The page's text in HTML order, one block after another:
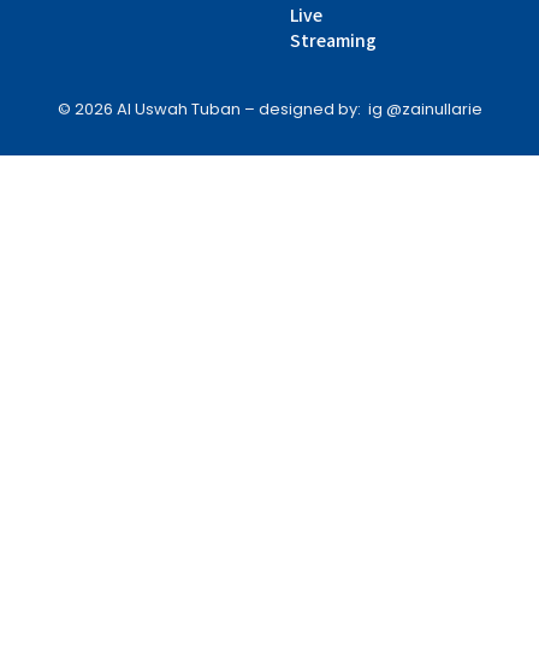
Live
Streaming
© 2026 Al Uswah Tuban – designed by: ig @zainullarie